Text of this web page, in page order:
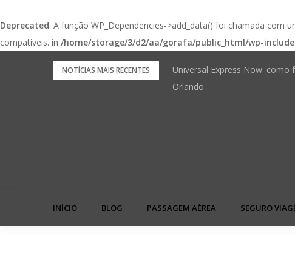
Deprecated: A função WP_Dependencies->add_data() foi chamada com
compatíveis. in /home/storage/3/d2/aa/gorafa/public_html/wp-
NOTÍCIAS MAIS RECENTES
Universal Express Now:
Orlando
FNRH Digital: o check-in em
próxima viagem
INÍCIO BLOG PASSAGEM AÉREA SEGURO